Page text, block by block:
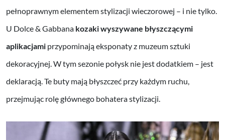
pełnoprawnym elementem stylizacji wieczorowej – i nie tylko.
U Dolce & Gabbana kozaki wyszywane błyszczącymi
aplikacjami przypominają eksponaty z muzeum sztuki
dekoracyjnej. W tym sezonie połysk nie jest dodatkiem – jest
deklaracją. Te buty mają błyszczeć przy każdym ruchu,
przejmując rolę głównego bohatera stylizacji.